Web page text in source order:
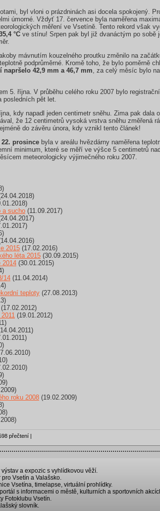
byl vloni o prázdninách asi docela spokojený.
úmorné. Vždyť 17. července byla naměřena
měření ve Vsetíně. Tento rekord však
°C ve stínu! Srpen pak byl již dvanáctým po
mávnutím kouzelného proutku změnilo na
podprůměrné. Kromě toho, že bylo poměrně
napršelo 42,9 mm a 46,7 mm , za celý měsíc bylo
5. října. V průběhu celého roku 2007 bylo
pět let.
kdy napadl jeden centimetr sněhu. Zima pak dala
že 12 centimetrů vysoká vrstva sněhu změřená
do závěru února, kdy vznikl tento článek!
22. prosince byla v areálu hvězdárny naměřena
minimum, které se měří ve výšce 5 centimetrů
meteorologicky výjimečného roku 2007.
a sucho (11.09.2017)
2015 (17.02.2016)
léta 2015 (30.09.2015)
2014 (30.01.2015)
14 (11.04.2014)
teploty (27.08.2013)
(17.02.2012)
(19.01.2012)
roku 2008 (19.02.2009)
přečtení |
a expozic s vyhlídkovou věží.
Vsetín a Valašsko.
Vsetína, timelapse, virtuální prohlídky.
s informacemi o městě, kulturních a sportovních
Fotoklubu Vsetín.
slovník.